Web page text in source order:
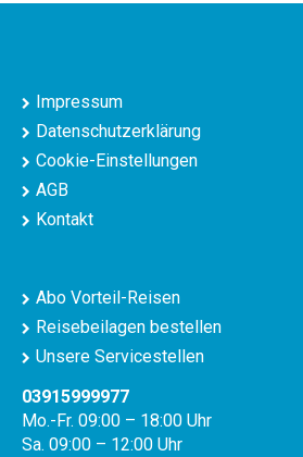
Impressum
Datenschutzerklärung
Cookie-Einstellungen
AGB
Kontakt
Abo Vorteil-Reisen
Reisebeilagen bestellen
Unsere Servicestellen
03915999977
Mo.-Fr. 09:00 – 18:00 Uhr
Sa. 09:00 – 12:00 Uhr